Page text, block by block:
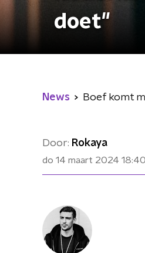
doet"
News Boef komt
Door: Rokaya
do 14 maart 2024 18:40